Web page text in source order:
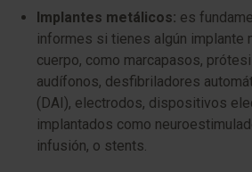
Implantes metálicos: es
informes si tienes algún implante
cuerpo, como marcapasos,
audífonos, desfibriladores
(DAI), electrodos, dispositivos
implantados como
infusión, o stents.